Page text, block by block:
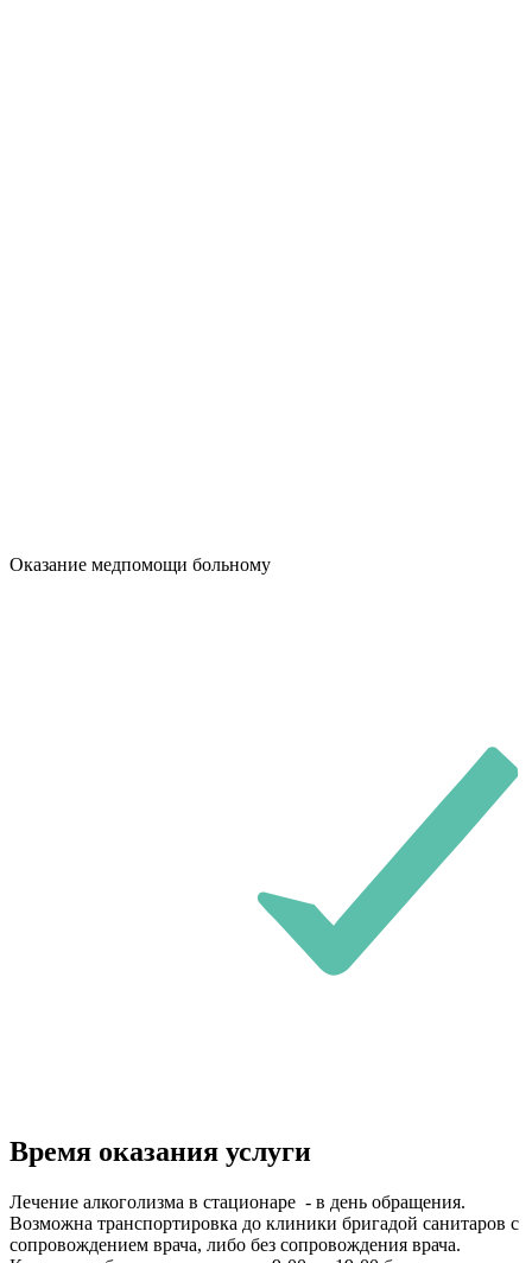
Оказание медпомощи больному
Время оказания услуги
Лечение алкоголизма в стационаре - в день обращения.
Возможна транспортировка до клиники бригадой санитаров с
сопровождением врача, либо без сопровождения врача.